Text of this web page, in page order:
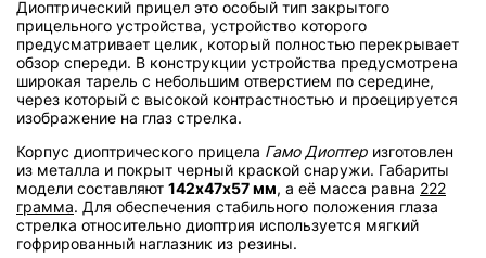
Диоптрический прицел это особый тип закрытого
прицельного устройства, устройство которого
предусматривает целик, который полностью перекрывает
обзор спереди. В конструкции устройства предусмотрена
широкая тарель с небольшим отверстием по середине,
через который с высокой контрастностью и проецируется
изображение на глаз стрелка.
Корпус диоптрического прицела Гамо Диоптер изготовлен
из металла и покрыт черный краской снаружи. Габариты
модели составляют 142х47х57 мм, а её масса равна 222
грамма. Для обеспечения стабильного положения глаза
стрелка относительно диоптрия используется мягкий
гофрированный наглазник из резины.